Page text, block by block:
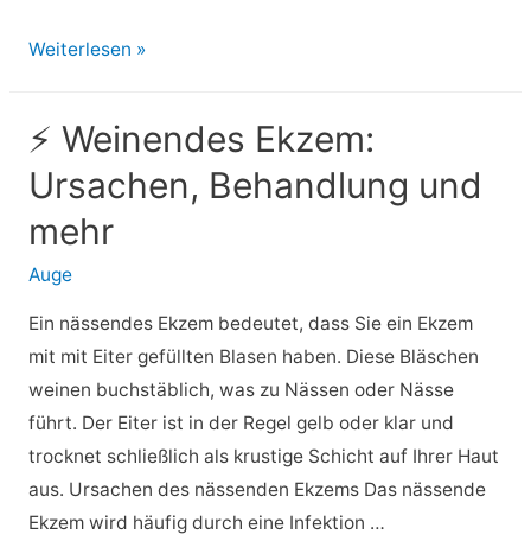
⚡
Brüsten:
Kann
sie
wirklich
grösser
und
fester
machen?
Weiterlesen »
⚡ Weinendes Ekzem:
Ursachen, Behandlung und
mehr
Auge
Ein nässendes Ekzem bedeutet, dass Sie ein Ekzem
mit mit Eiter gefüllten Blasen haben. Diese Bläschen
weinen buchstäblich, was zu Nässen oder Nässe
führt. Der Eiter ist in der Regel gelb oder klar und
trocknet schließlich als krustige Schicht auf Ihrer Haut
aus. Ursachen des nässenden Ekzems Das nässende
Ekzem wird häufig durch eine Infektion …